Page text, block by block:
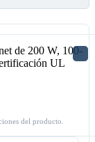
del producto.